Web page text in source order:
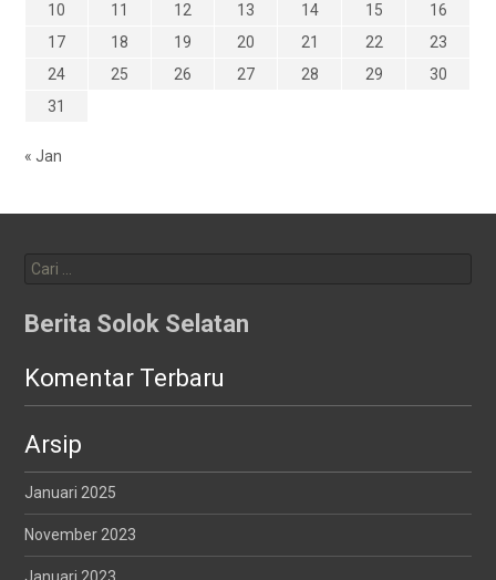
10
11 12 13 14 15
16
17
18 19 20 21 22
23
24
25 26 27 28 29
30
31
« Jan
untuk:
Berita Solok Selatan
Komentar Terbaru
Arsip
Januari 2025
November 2023